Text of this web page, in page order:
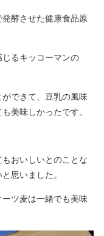
酵させた健康食品原
るキッコーマンの
できて、豆乳の風味
美味しかったです。
おいしいとのことな
思いました。
ツ麦は一緒でも美味